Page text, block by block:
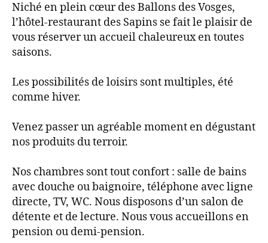
Niché en plein cœur des Ballons des Vosges,
l’hôtel-restaurant des Sapins se fait le plaisir de
vous réserver un accueil chaleureux en toutes
saisons.
Les possibilités de loisirs sont multiples, été
comme hiver.
Venez passer un agréable moment en dégustant
nos produits du terroir.
Nos chambres sont tout confort : salle de bains
avec douche ou baignoire, téléphone avec ligne
directe, TV, WC. Nous disposons d’un salon de
détente et de lecture. Nous vous accueillons en
pension ou demi-pension.